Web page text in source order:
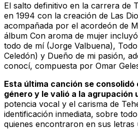
El salto definitivo en la carrera de
en 1994 con la creación de Las
acompañada por el acordeón de
álbum Con aroma de mujer
todo de mí(Jorge Valbuena),
Celedón) y Dueño de mi pasión,
conocí, compuesta por Omar
Esta última canción se consolidó
género y le valió a la agrupación
potencia vocal y el carisma de
identificación inmediata, sobre
quienes encontraron en sus